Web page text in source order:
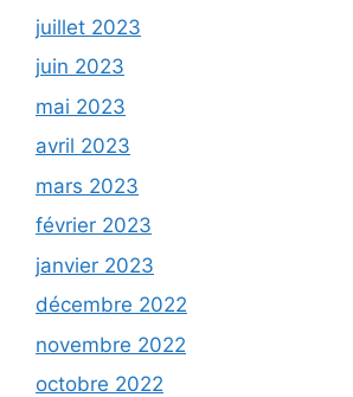
juillet 2023
juin 2023
mai 2023
avril 2023
mars 2023
février 2023
janvier 2023
décembre 2022
novembre 2022
octobre 2022